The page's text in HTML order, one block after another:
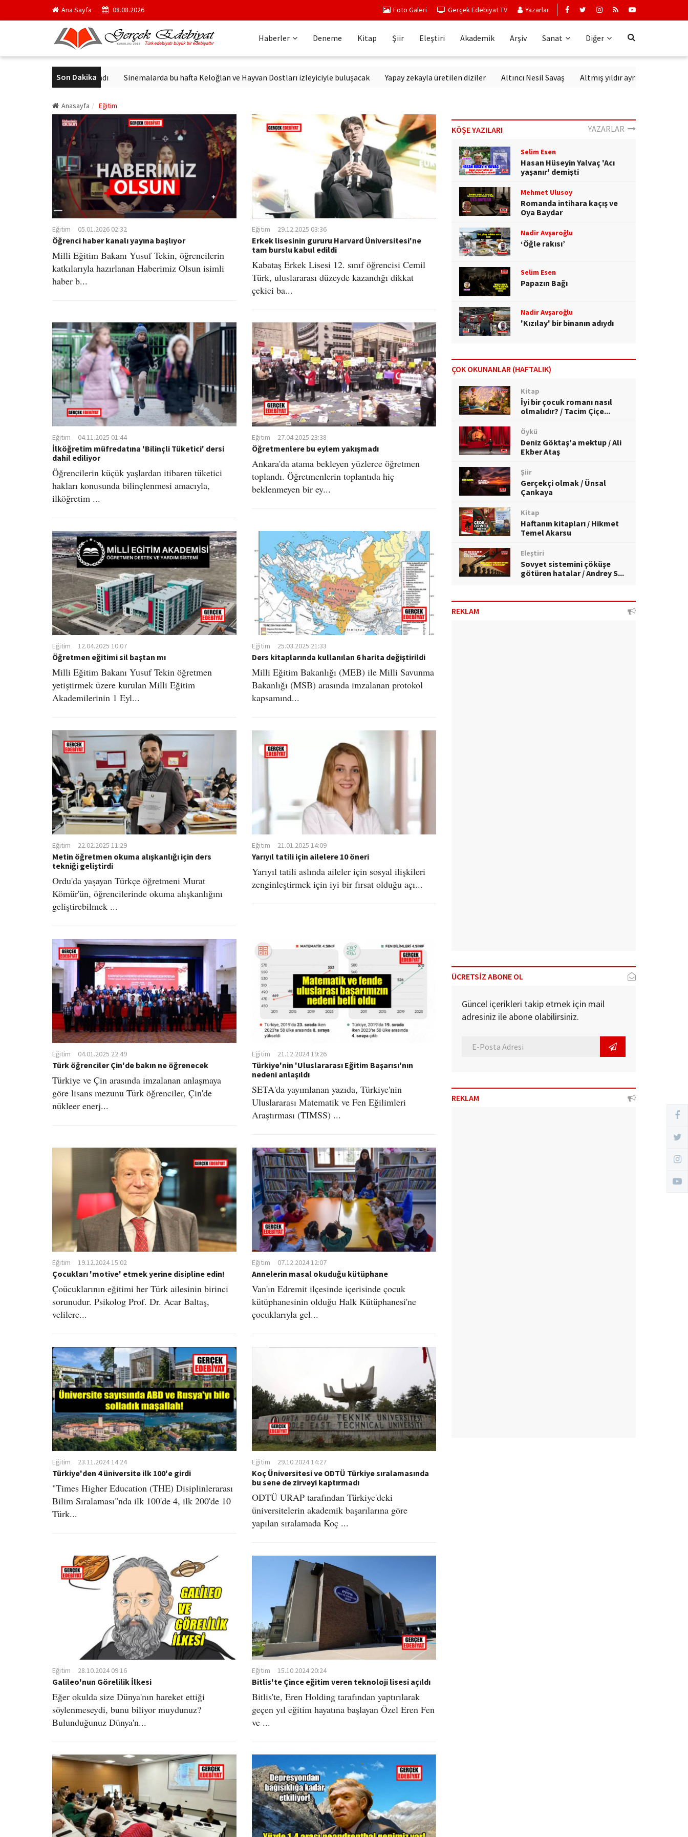
Ana Sayfa 08.08.2026 Foto Galeri Gerçek Edebiyat TV Yazarlar
Haberler Deneme Kitap Şiir Eleştiri Akademik Arşiv Sanat Diğer
Son Dakika
yapıtı yayımlandı Sinemalarda bu hafta Keloğlan ve Hayvan Dostları izleyiciyle buluşacak Yapay zekayla üretilen diziler Altıncı Nesil Savaş Altmış yıldır aynı sevgiyle dinlenen
Anasayfa Eğitim
Eğitim 05.01.2026 02:32
Öğrenci haber kanalı yayına başlıyor
Milli Eğitim Bakanı Yusuf Tekin, öğrencilerin
katkılarıyla hazırlanan Haberimiz Olsun isimli
haber b...
Eğitim 29.12.2025 03:36
Erkek lisesinin gururu Harvard Üniversitesi'ne
tam burslu kabul edildi
Kabataş Erkek Lisesi 12. sınıf öğrencisi Cemil
Türk, uluslararası düzeyde kazandığı dikkat
çekici ba...
Eğitim 04.11.2025 01:44
İlköğretim müfredatına 'Bilinçli Tüketici' dersi
dahil ediliyor
Öğrencilerin küçük yaşlardan itibaren tüketici
hakları konusunda bilinçlenmesi amacıyla,
ilköğretim ...
Eğitim 27.04.2025 23:38
Öğretmenlere bu eylem yakışmadı
Ankara'da atama bekleyen yüzlerce öğretmen
toplandı. Öğretmenlerin toplantıda hiç
beklenmeyen bir ey...
Eğitim 12.04.2025 10:07
Öğretmen eğitimi sil baştan mı
Milli Eğitim Bakanı Yusuf Tekin öğretmen
yetiştirmek üzere kurulan Milli Eğitim
Akademilerinin 1 Eyl...
Eğitim 25.03.2025 21:33
Ders kitaplarında kullanılan 6 harita değiştirildi
Milli Eğitim Bakanlığı (MEB) ile Milli Savunma
Bakanlığı (MSB) arasında imzalanan protokol
kapsamınd...
Eğitim 22.02.2025 11:29
Metin öğretmen okuma alışkanlığı için ders
tekniği geliştirdi
Ordu'da yaşayan Türkçe öğretmeni Murat
Kömür'ün, öğrencilerinde okuma alışkanlığını
geliştirebilmek ...
Eğitim 21.01.2025 14:09
Yarıyıl tatili için ailelere 10 öneri
Yarıyıl tatili aslında aileler için sosyal ilişkileri
zenginleştirmek için iyi bir fırsat olduğu açı...
Eğitim 04.01.2025 22:49
Türk öğrenciler Çin'de bakın ne öğrenecek
Türkiye ve Çin arasında imzalanan anlaşmaya
göre lisans mezunu Türk öğrenciler, Çin'de
nükleer enerj...
Eğitim 21.12.2024 19:26
Türkiye'nin 'Uluslararası Eğitim Başarısı'nın
nedeni anlaşıldı
SETA'da yayımlanan yazıda, Türkiye'nin
Uluslararası Matematik ve Fen Eğilimleri
Araştırması (TIMSS) ...
Eğitim 19.12.2024 15:02
Çocukları 'motive' etmek yerine disipline edin!
Çoücuklarının eğitimi her Türk ailesinin birinci
sorunudur. Psikolog Prof. Dr. Acar Baltaş,
velilere...
Eğitim 07.12.2024 12:07
Annelerin masal okuduğu kütüphane
Van'ın Edremit ilçesinde içerisinde çocuk
kütüphanesinin olduğu Halk Kütüphanesi'ne
çocuklarıyla gel...
Eğitim 23.11.2024 14:24
Türkiye'den 4 üniversite ilk 100'e girdi
"Times Higher Education (THE) Disiplinlerarası
Bilim Sıralaması"nda ilk 100'de 4, ilk 200'de 10
Türk...
Eğitim 29.10.2024 14:27
Koç Üniversitesi ve ODTÜ Türkiye sıralamasında
bu sene de zirveyi kaptırmadı
ODTÜ URAP tarafından Türkiye'deki
üniversitelerin akademik başarılarına göre
yapılan sıralamada Koç ...
Eğitim 28.10.2024 09:16
Galileo'nun Görelilik İlkesi
Eğer okulda size Dünya'nın hareket ettiği
söylenmeseydi, bunu biliyor muydunuz?
Bulunduğunuz Dünya'n...
Eğitim 15.10.2024 20:24
Bitlis'te Çince eğitim veren teknoloji lisesi açıldı
Bitlis'te, Eren Holding tarafından yaptırılarak
geçen yıl eğitim hayatına başlayan Özel Eren Fen
ve ...
KÖŞE YAZILARI YAZARLAR
Selim Esen
Hasan Hüseyin Yalvaç 'Acı
yaşanır' demişti
Mehmet Ulusoy
Romanda intihara kaçış ve
Oya Baydar
Nadir Avşaroğlu
‘Öğle rakısı’
Selim Esen
Papazın Bağı
Nadir Avşaroğlu
'Kızılay' bir binanın adıydı
ÇOK OKUNANLAR (HAFTALIK)
Kitap
İyi bir çocuk romanı nasıl
olmalıdır? / Tacim Çiçe...
Öykü
Deniz Göktaş'a mektup / Ali
Ekber Ataş
Şiir
Gerçekçi olmak / Ünsal
Çankaya
Kitap
Haftanın kitapları / Hikmet
Temel Akarsu
Eleştiri
Sovyet sistemini çöküşe
götüren hatalar / Andrey S...
REKLAM
ÜCRETSİZ ABONE OL
Güncel içerikleri takip etmek için mail
adresiniz ile abone olabilirsiniz.
REKLAM